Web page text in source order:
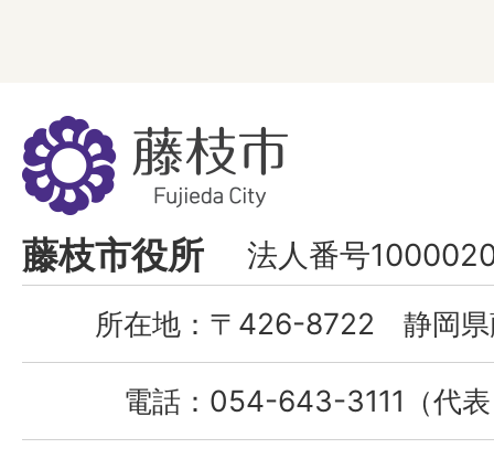
藤
枝
市
Fujieda
City
藤枝市役所 法人番号
所在地： 〒426-8722 静岡県
電話： 054-643-3111（代